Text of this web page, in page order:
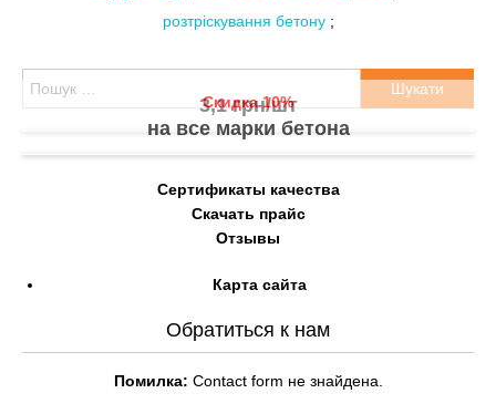
Пошук:
3,1 грн/шт
Скидка 10%
на все марки бетона
Сертификаты качества
Скачать прайс
Отзывы
Карта сайта
Обратиться к нам
Помилка: Contact form не знайдена.
розтріскування бетону ;